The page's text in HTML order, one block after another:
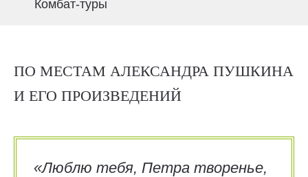
Комбат-туры
ПО МЕСТАМ АЛЕКСАНДРА ПУШКИНА
И ЕГО ПРОИЗВЕДЕНИЙ
«Люблю тебя, Петра творенье,